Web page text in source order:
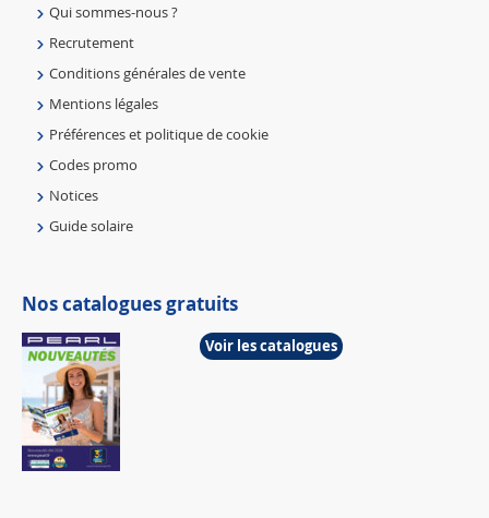
Qui sommes-nous ?
Recrutement
Conditions générales de vente
Mentions légales
Préférences et politique de cookie
Codes promo
Notices
Guide solaire
Nos catalogues gratuits
Voir les catalogues